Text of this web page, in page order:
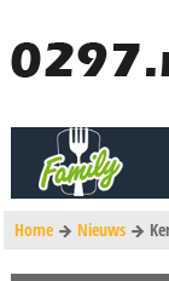
Home Nieuws